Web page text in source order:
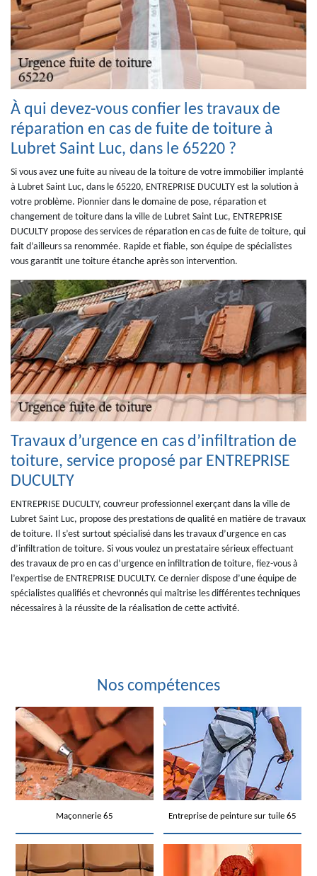
À qui devez-vous confier les travaux de
réparation en cas de fuite de toiture à
Lubret Saint Luc, dans le 65220 ?
Si vous avez une fuite au niveau de la toiture de votre immobilier implanté
à Lubret Saint Luc, dans le 65220, ENTREPRISE DUCULTY est la solution à
votre problème. Pionnier dans le domaine de pose, réparation et
changement de toiture dans la ville de Lubret Saint Luc, ENTREPRISE
DUCULTY propose des services de réparation en cas de fuite de toiture, qui
fait d’ailleurs sa renommée. Rapide et fiable, son équipe de spécialistes
vous garantit une toiture étanche après son intervention.
Travaux d’urgence en cas d’infiltration de
toiture, service proposé par ENTREPRISE
DUCULTY
ENTREPRISE DUCULTY, couvreur professionnel exerçant dans la ville de
Lubret Saint Luc, propose des prestations de qualité en matière de travaux
de toiture. Il s’est surtout spécialisé dans les travaux d’urgence en cas
d’infiltration de toiture. Si vous voulez un prestataire sérieux effectuant
des travaux de pro en cas d’urgence en infiltration de toiture, fiez-vous à
l’expertise de ENTREPRISE DUCULTY. Ce dernier dispose d’une équipe de
spécialistes qualifiés et chevronnés qui maîtrise les différentes techniques
nécessaires à la réussite de la réalisation de cette activité.
Nos compétences
Maçonnerie 65 Entreprise de peinture sur tuile 65